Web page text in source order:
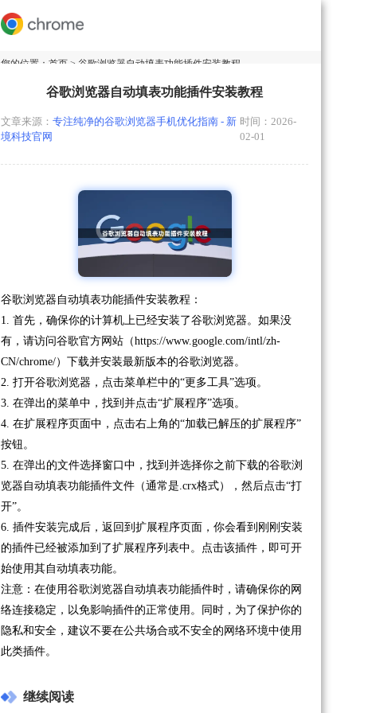
您的位置： 首页 > 谷歌浏览器自动填表功能插件安装教程
谷歌浏览器自动填表功能插件安装教程
文章来源： 专注纯净的谷歌浏览器手机优化指南 - 新
境科技官网
时间：2026-
02-01
谷歌浏览器自动填表功能插件安装教程：
1. 首先，确保你的计算机上已经安装了谷歌浏览器。如果没
有，请访问谷歌官方网站（https://www.google.com/intl/zh-
CN/chrome/）下载并安装最新版本的谷歌浏览器。
2. 打开谷歌浏览器，点击菜单栏中的“更多工具”选项。
3. 在弹出的菜单中，找到并点击“扩展程序”选项。
4. 在扩展程序页面中，点击右上角的“加载已解压的扩展程序”
按钮。
5. 在弹出的文件选择窗口中，找到并选择你之前下载的谷歌浏
览器自动填表功能插件文件（通常是.crx格式），然后点击“打
开”。
6. 插件安装完成后，返回到扩展程序页面，你会看到刚刚安装
的插件已经被添加到了扩展程序列表中。点击该插件，即可开
始使用其自动填表功能。
注意：在使用谷歌浏览器自动填表功能插件时，请确保你的网
络连接稳定，以免影响插件的正常使用。同时，为了保护你的
隐私和安全，建议不要在公共场合或不安全的网络环境中使用
此类插件。
继续阅读